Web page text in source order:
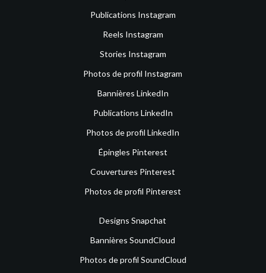
Publications Instagram
Reels Instagram
Stories Instagram
Photos de profil Instagram
Bannières LinkedIn
Publications LinkedIn
Photos de profil LinkedIn
Épingles Pinterest
Couvertures Pinterest
Photos de profil Pinterest
Designs Snapchat
Bannières SoundCloud
Photos de profil SoundCloud